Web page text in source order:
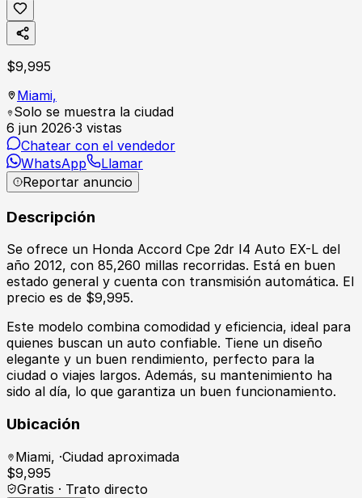
$9,995
Miami,
Solo se muestra la ciudad
6 jun 2026·3 vistas
Chatear con el vendedor
WhatsApp
Llamar
Reportar anuncio
Descripción
Se ofrece un Honda Accord Cpe 2dr I4 Auto EX-L del
año 2012, con 85,260 millas recorridas. Está en buen
estado general y cuenta con transmisión automática. El
precio es de $9,995.
Este modelo combina comodidad y eficiencia, ideal para
quienes buscan un auto confiable. Tiene un diseño
elegante y un buen rendimiento, perfecto para la
ciudad o viajes largos. Además, su mantenimiento ha
sido al día, lo que garantiza un buen funcionamiento.
Ubicación
Miami, ·Ciudad aproximada
$9,995
Gratis · Trato directo